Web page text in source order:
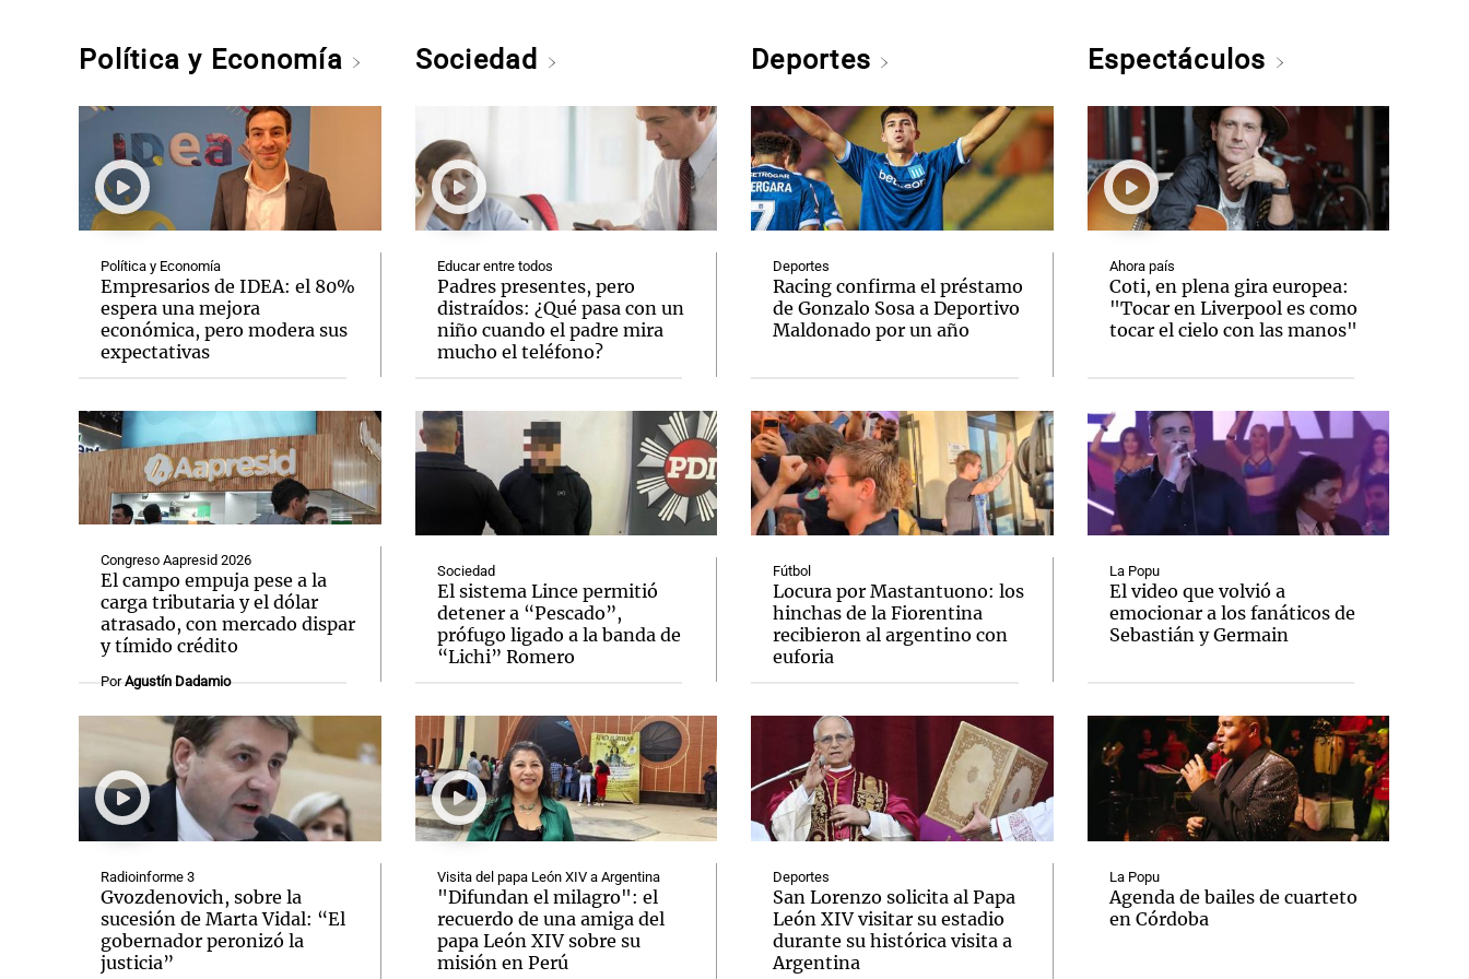
Política y Economía
Política y Economía
Empresarios de IDEA: el 80%
espera una mejora
económica, pero modera sus
expectativas
Congreso Aapresid 2026
El campo empuja pese a la
carga tributaria y el dólar
atrasado, con mercado dispar
y tímido crédito
PorAgustín Dadamio
Radioinforme 3
Gvozdenovich, sobre la
sucesión de Marta Vidal: “El
gobernador peronizó la
justicia”
Sociedad
Educar entre todos
Padres presentes, pero
distraídos: ¿Qué pasa con un
niño cuando el padre mira
mucho el teléfono?
Sociedad
El sistema Lince permitió
detener a “Pescado”,
prófugo ligado a la banda de
“Lichi” Romero
Visita del papa León XIV a Argentina
"Difundan el milagro": el
recuerdo de una amiga del
papa León XIV sobre su
misión en Perú
Deportes
Deportes
Racing confirma el préstamo
de Gonzalo Sosa a Deportivo
Maldonado por un año
Fútbol
Locura por Mastantuono: los
hinchas de la Fiorentina
recibieron al argentino con
euforia
Deportes
San Lorenzo solicita al Papa
León XIV visitar su estadio
durante su histórica visita a
Argentina
Espectáculos
Ahora país
Coti, en plena gira europea:
"Tocar en Liverpool es como
tocar el cielo con las manos"
La Popu
El video que volvió a
emocionar a los fanáticos de
Sebastián y Germain
La Popu
Agenda de bailes de cuarteto
en Córdoba
Notas
Mundial 2026
Notas
El huracán de Arequito
Notas
Cadena 3 en Groenlandia
Notas